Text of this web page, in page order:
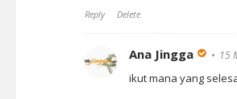
Reply Delete
Ana Jingga 15
ikut mana yang selesa